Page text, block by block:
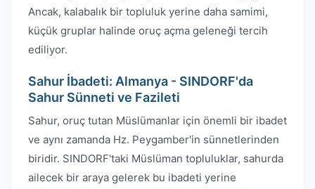
Ancak, kalabalık bir topluluk yerine daha samimi,
küçük gruplar halinde oruç açma geleneği tercih
ediliyor.
Sahur İbadeti: Almanya - SINDORF'da
Sahur Sünneti ve Fazileti
Sahur, oruç tutan Müslümanlar için önemli bir ibadet
ve aynı zamanda Hz. Peygamber'in sünnetlerinden
biridir. SINDORF'taki Müslüman topluluklar, sahurda
ailecek bir araya gelerek bu ibadeti yerine